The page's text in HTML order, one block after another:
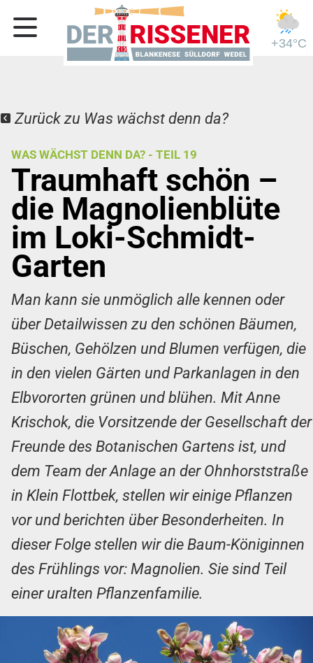
+34°C
Zurück zu Was wächst denn da?
WAS WÄCHST DENN DA? - TEIL 19
Traumhaft schön –
die Magnolienblüte
im Loki-Schmidt-
Garten
Man kann sie unmöglich alle kennen oder
über Detailwissen zu den schönen Bäumen,
Büschen, Gehölzen und Blumen verfügen, die
in den vielen Gärten und Parkanlagen in den
Elbvororten grünen und blühen. Mit Anne
Krischok, die Vorsitzende der Gesellschaft der
Freunde des Botanischen Gartens ist, und
dem Team der Anlage an der Ohnhorststraße
in Klein Flottbek, stellen wir einige Pflanzen
vor und berichten über Besonderheiten. In
dieser Folge stellen wir die Baum-Königinnen
des Frühlings vor: Magnolien. Sie sind Teil
einer uralten Pflanzenfamilie.